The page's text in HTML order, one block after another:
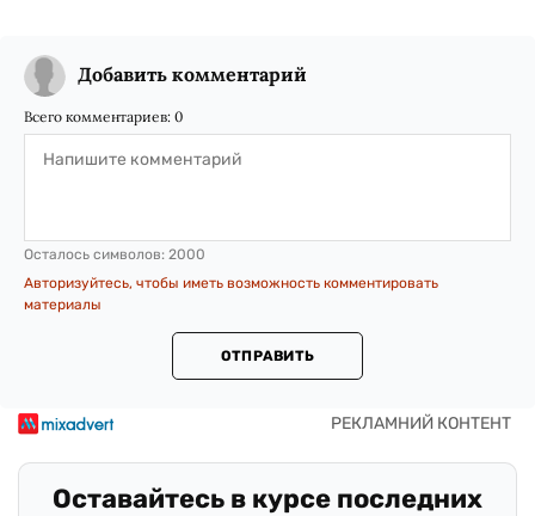
Добавить комментарий
Всего комментариев: 0
Осталось символов: 2000
Авторизуйтесь, чтобы иметь возможность комментировать
материалы
ОТПРАВИТЬ
Оставайтесь в курсе последних